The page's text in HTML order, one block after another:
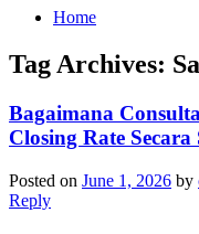
Home
Tag Archives:
Bagaimana
Closing Rate
Posted on June 1, 2026 by
Reply